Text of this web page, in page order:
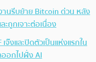
านรีบย้าย Bitcoin ด่วน หลัง
ะถูกเจาะต่อเนื่อง
จ๊งและปิดตัวเป็นแห่งแรกใน
อกไปฝั่ง AI